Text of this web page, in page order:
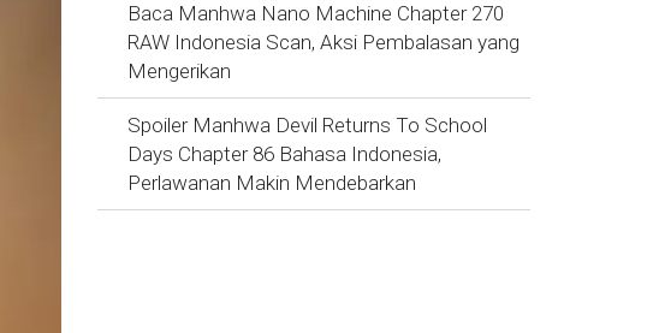
Baca Manhwa Nano Machine Chapter 270
RAW Indonesia Scan, Aksi Pembalasan yang
Mengerikan
Spoiler Manhwa Devil Returns To School
Days Chapter 86 Bahasa Indonesia,
Perlawanan Makin Mendebarkan